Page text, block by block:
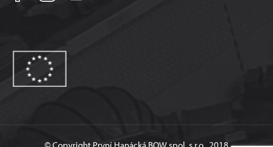
© Copyright První Hanácká BOW spol. s r.o., 2018